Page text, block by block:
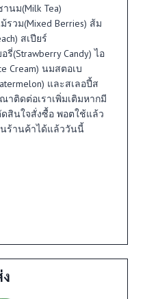
นม(Milk Tea)
รวม(Mixed Berries) ส้ม
สเปียร์
(Strawberry Candy) ไอ
Cream) นมสตอเบ
และสเลอปี้ส
าติดต่อเราเพิ่มเติมหากมี
สินใจสั่งซื้อ พอตใช้แล้ว
ร้านค้าได้แล้ววันนี้